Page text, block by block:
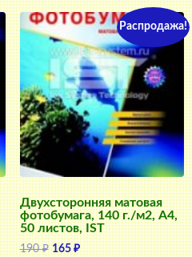
Распродажа!
Двухсторонняя матовая
фотобумага, 140 г./м2, A4,
50 листов, IST
190₽ Первоначальная
165₽Текущая